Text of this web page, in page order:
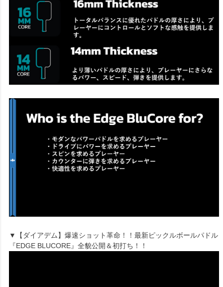
▼【ダイアデム】爆速ショット革命！！最新ピックルボールパドル
『EDGE BLUCORE』全貌公開＆初打ち！！